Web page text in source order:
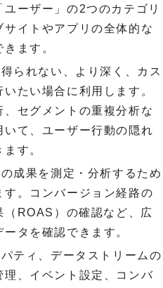
ユーザー」の2つのカテゴリ
イトやアプリの全体的な
ます。
られない、より深く、カス
たい場合に利用します。
セグメントの重複分析な
いて、ユーザー行動の隠れ
す。
成果を測定・分析するため
。コンバージョン経路の
（ROAS）の確認など、広
タを確認できます。
ティ、データストリームの
、イベント設定、コンバ